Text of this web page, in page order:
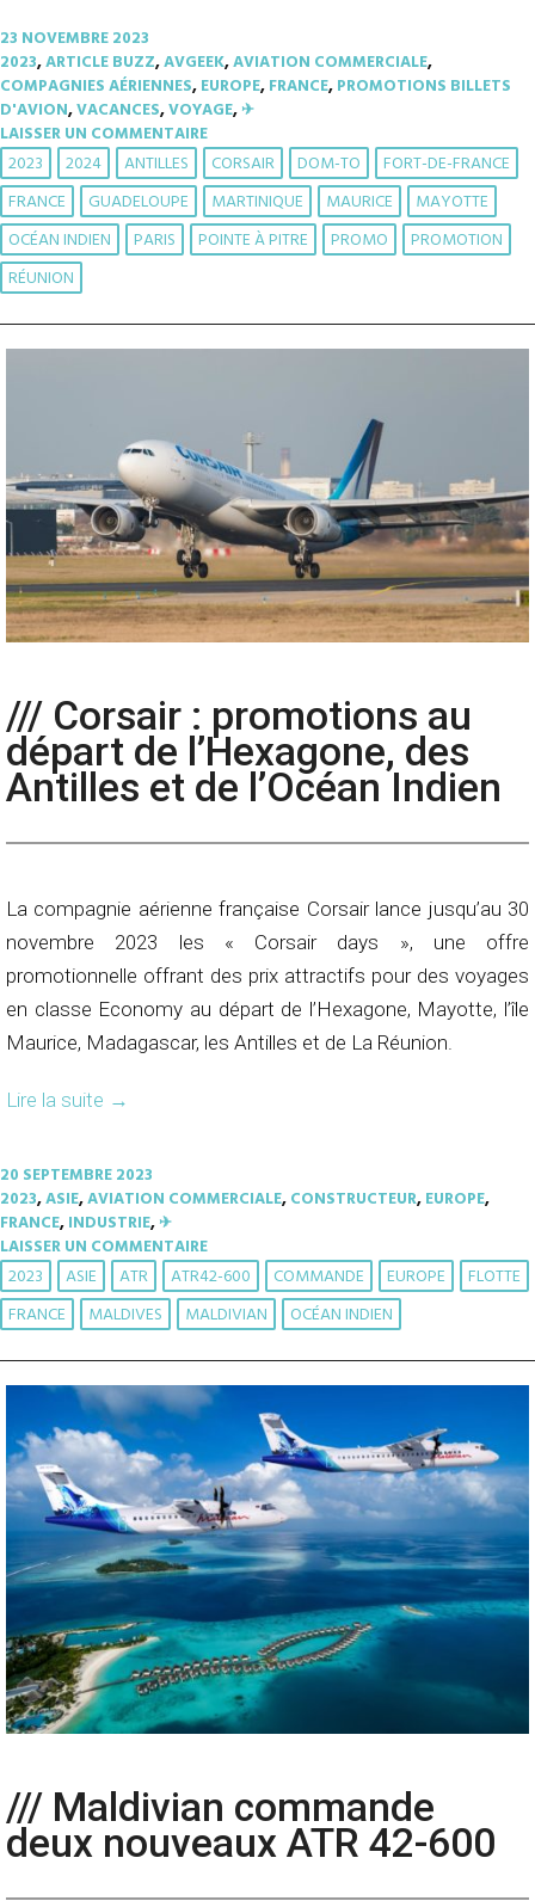
23 NOVEMBRE 2023
2023,ARTICLE BUZZ,AVGEEK,AVIATION COMMERCIALE,
COMPAGNIES AÉRIENNES,EUROPE,FRANCE,PROMOTIONS BILLETS
D'AVION,VACANCES,VOYAGE,✈︎
LAISSER UN COMMENTAIRE
2023 2024 ANTILLES CORSAIR DOM-TO
FORT-DE-FRANCE
FRANCE
GUADELOUPE MARTINIQUE MAURICE
MAYOTTE
OCÉAN INDIEN
PARIS POINTE À PITRE PROMO
PROMOTION
RÉUNION
/// Corsair : promotions au
départ de l’Hexagone, des
Antilles et de l’Océan Indien
La compagnie aérienne française Corsair lance jusqu’au 30
novembre 2023 les « Corsair days », une offre
promotionnelle offrant des prix attractifs pour des voyages
en classe Economy au départ de l’Hexagone, Mayotte, l’île
Maurice, Madagascar, les Antilles et de La Réunion.
Lire la suite →
20 SEPTEMBRE 2023
2023,ASIE,AVIATION COMMERCIALE,CONSTRUCTEUR,EUROPE,
FRANCE,INDUSTRIE,✈︎
LAISSER UN COMMENTAIRE
2023 ASIE ATR ATR42-600 COMMANDE EUROPE
FLOTTE
FRANCE
MALDIVES MALDIVIAN OCÉAN INDIEN
/// Maldivian commande
deux nouveaux ATR 42-600